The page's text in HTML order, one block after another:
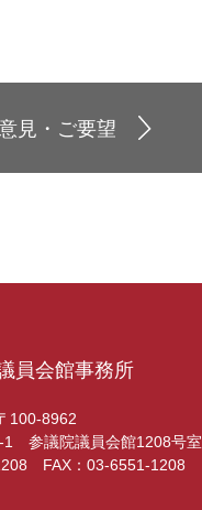
見・ご要望
員会館事務所
100-8962
1 参議院議員会館1208号室
FAX：03-6551-1208